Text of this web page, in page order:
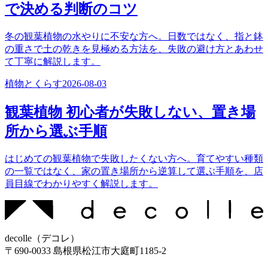
で決める判断のコツ
冬の観葉植物の水やりに不安な方へ。日数ではなく、指と鉢
の重さで土の乾きを見極める方法を、失敗の避け方とあわせ
て丁寧に解説します。
植物とくらす2026-08-03
観葉植物 初心者が失敗しない、置き場
所から選ぶ手順
はじめての観葉植物で失敗したくない方へ。育てやすい種類
の一覧ではなく、家の置き場所から逆算して選ぶ手順を、店
員目線でわかりやすく解説します。
decolle （デコレ ）
〒 690-0033 島根県松江市大庭町1185-2